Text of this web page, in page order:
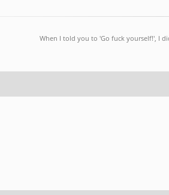
When I told you to 'Go fuck yourself!', I